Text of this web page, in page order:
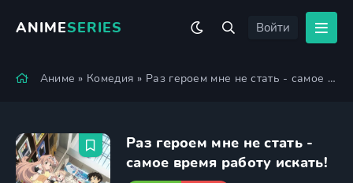
ANIMESERIES Войти
Аниме » Комедия » Раз героем мне не стать - самое время работу искать!
Раз героем мне не стать -
самое время работу искать!